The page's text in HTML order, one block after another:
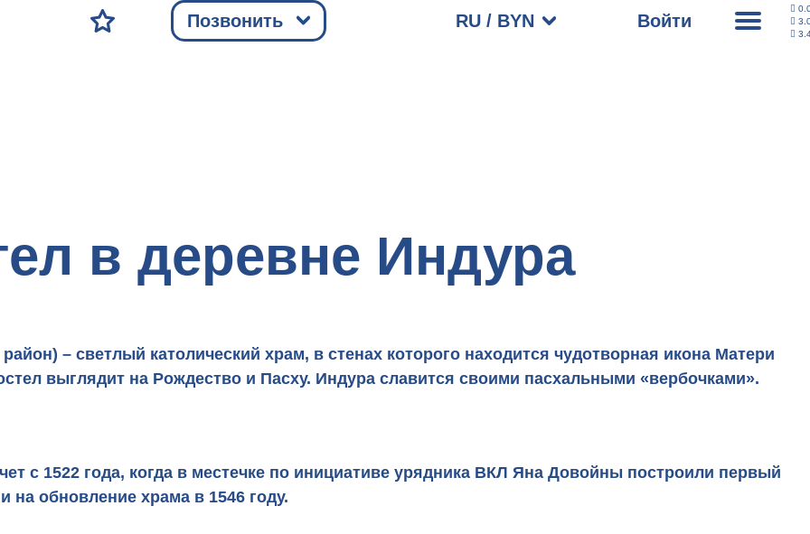
Позвонить RU / BYN Войти
в деревне Индура
– светлый католический храм, в стенах которого находится чудотворная икона Матери
выглядит на Рождество и Пасху. Индура славится своими пасхальными «вербочками».
с 1522 года, когда в местечке по инициативе урядника ВКЛ Яна Довойны построили первый
обновление храма в 1546 году.